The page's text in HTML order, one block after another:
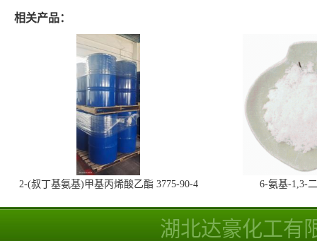
相关产品：
2-(叔丁基氨基)甲基丙烯酸乙酯 3775-90-4 6-氨基-1,3-
湖北达豪化工有